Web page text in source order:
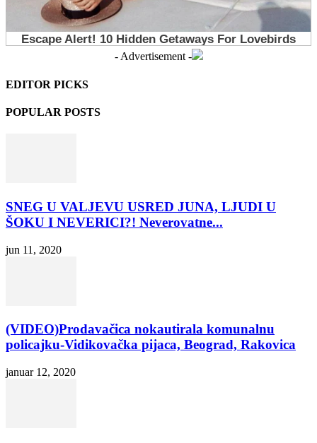
- Advertisement -
EDITOR PICKS
POPULAR POSTS
SNEG U VALJEVU USRED JUNA, LJUDI U
ŠOKU I NEVERICI?! Neverovatne...
jun 11, 2020
(VIDEO)Prodavačica nokautirala komunalnu
policajku-Vidikovačka pijaca, Beograd, Rakovica
januar 12, 2020